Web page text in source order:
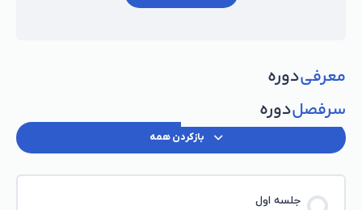
معرفیدوره
سرفصلدوره
بازکردن همه
جلسه اول